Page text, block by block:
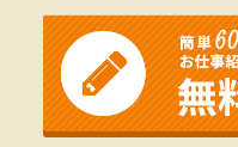
≪ こんな特徴がありま
◇機械化の進行◇
AIを取り込んだ機械化
担が増えないよう、
働きやすい環境づくり